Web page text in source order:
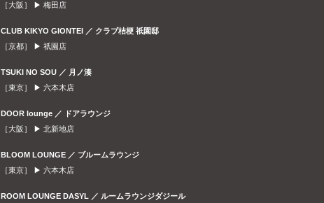
［大阪］ ▶ 梅田店
CLUB KIKYO GIONTEI ／ クラブ桔梗 祇園邸
［京都］ ▶ 祇園店
TSUKI NO SOU ／ 月ノ湊
［東京］ ▶ 六本木店
DOOR lounge ／ ドアラウンジ
［大阪］ ▶ 北新地店
BLOOM LOUNGE ／ ブルームラウンジ
［東京］ ▶ 六本木店
ROOM LOUNGE DASYL ／ ルームラウンジダジール